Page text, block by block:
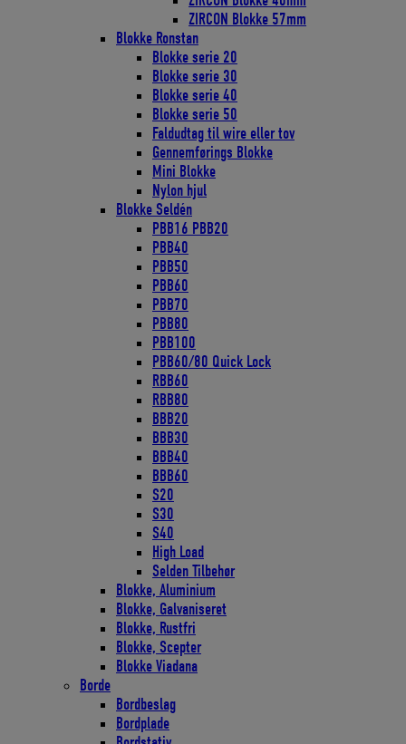
ZIRCON Blokke 57mm
Blokke Ronstan
Blokke serie 20
Blokke serie 30
Blokke serie 40
Blokke serie 50
Faldudtag til wire eller tov
Gennemførings Blokke
Mini Blokke
Nylon hjul
Blokke Seldén
PBB16 PBB20
PBB40
PBB50
PBB60
PBB70
PBB80
PBB100
PBB60/80 Quick Lock
RBB60
RBB80
BBB20
BBB30
BBB40
BBB60
S20
S30
S40
High Load
Selden Tilbehør
Blokke, Aluminium
Blokke, Galvaniseret
Blokke, Rustfri
Blokke, Scepter
Blokke Viadana
Borde
Bordbeslag
Bordplade